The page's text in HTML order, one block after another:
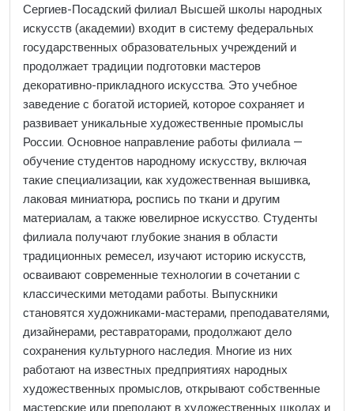
Сергиев-Посадский филиал Высшей школы народных
искусств (академии) входит в систему федеральных
государственных образовательных учреждений и
продолжает традиции подготовки мастеров
декоративно-прикладного искусства. Это учебное
заведение с богатой историей, которое сохраняет и
развивает уникальные художественные промыслы
России. Основное направление работы филиала —
обучение студентов народному искусству, включая
такие специализации, как художественная вышивка,
лаковая миниатюра, роспись по ткани и другим
материалам, а также ювелирное искусство. Студенты
филиала получают глубокие знания в области
традиционных ремесел, изучают историю искусств,
осваивают современные технологии в сочетании с
классическими методами работы. Выпускники
становятся художниками-мастерами, преподавателями,
дизайнерами, реставраторами, продолжают дело
сохранения культурного наследия. Многие из них
работают на известных предприятиях народных
художественных промыслов, открывают собственные